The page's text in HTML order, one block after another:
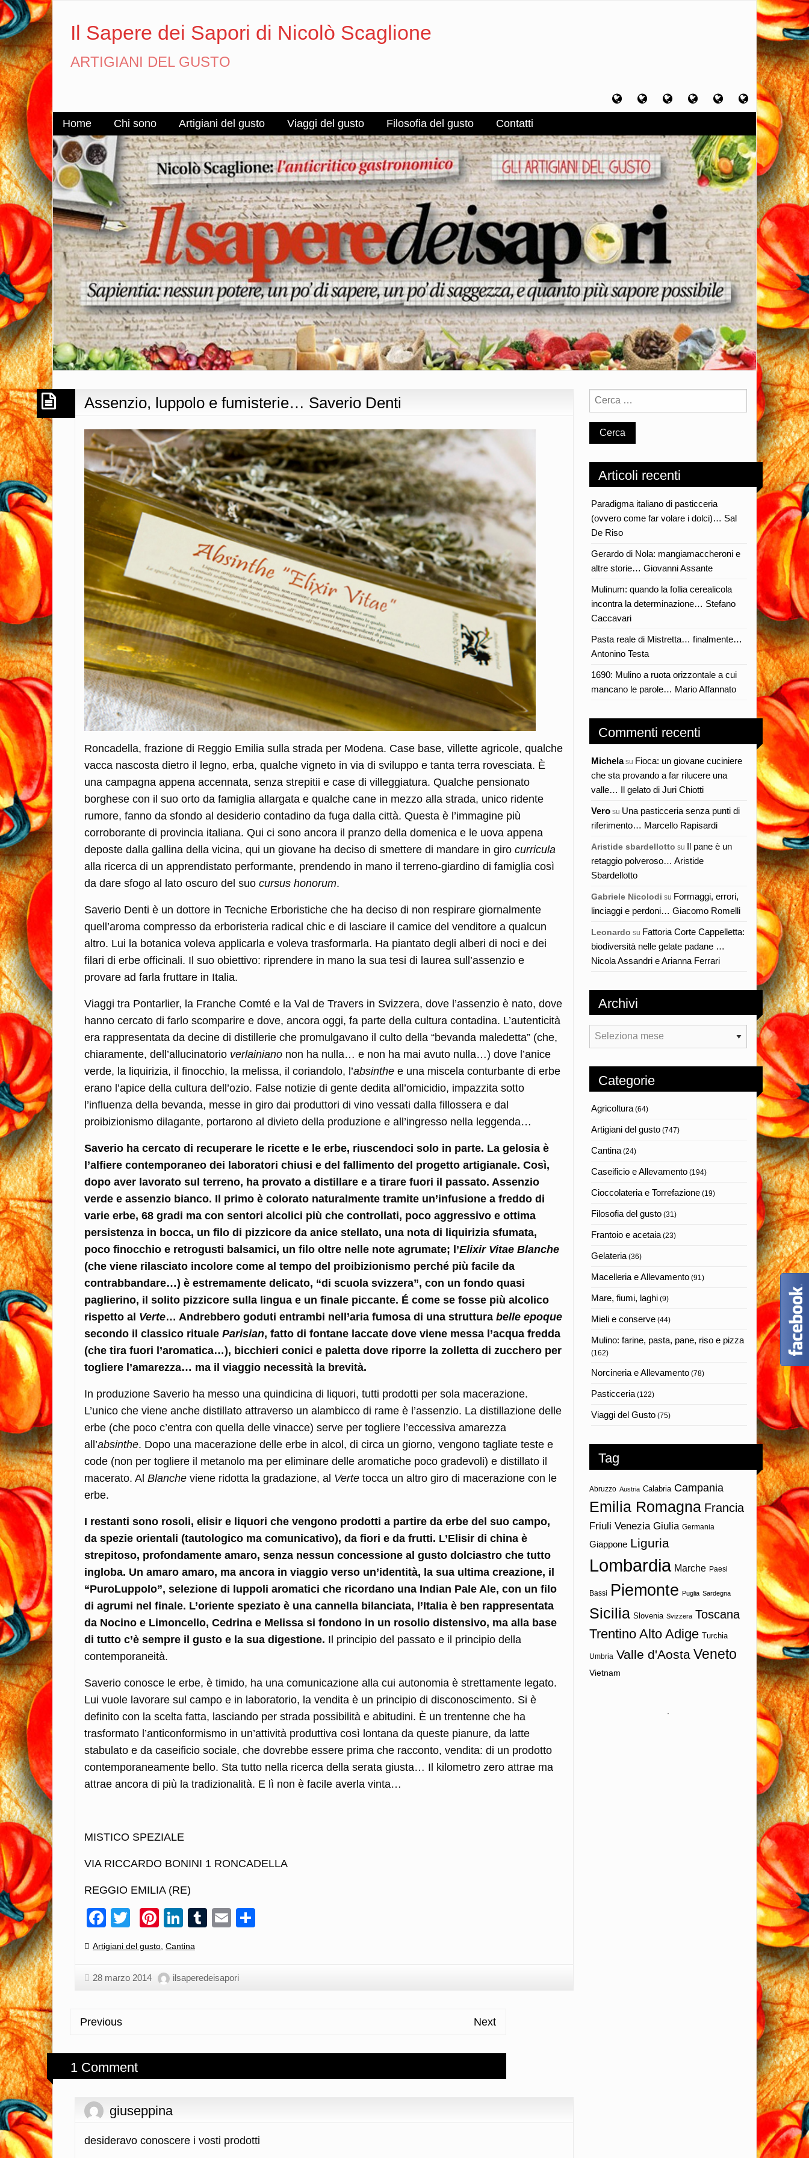
Il Sapere dei Sapori di Nicolò Scaglione
ARTIGIANI DEL GUSTO
Home Chi
sono
Artigiani
del
Viaggi
del
Filosofia
del
Contatti
Home Chi sono Artigiani del gusto Viaggi del gusto Filosofia del gusto Contatti
Assenzio, luppolo e fumisterie… Saverio Denti
Roncadella, frazione di Reggio Emilia sulla strada per Modena. Case base, villette agricole, qualche
vacca nascosta dietro il legno, erba, qualche vigneto in via di sviluppo e tanta terra rovesciata. È
una campagna appena accennata, senza strepitii e case di villeggiatura. Qualche pensionato
borghese con il suo orto da famiglia allargata e qualche cane in mezzo alla strada, unico ridente
rumore, fanno da sfondo al desiderio contadino da fuga dalla città. Questa è l’immagine più
corroborante di provincia italiana. Qui ci sono ancora il pranzo della domenica e le uova appena
deposte dalla gallina della vicina, qui un giovane ha deciso di smettere di mandare in giro curricula
alla ricerca di un apprendistato performante, prendendo in mano il terreno-giardino di famiglia così
da dare sfogo al lato oscuro del suo cursus honorum.
Saverio Denti è un dottore in Tecniche Erboristiche che ha deciso di non respirare giornalmente
quell’aroma compresso da erboristeria radical chic e di lasciare il camice del venditore a qualcun
altro. Lui la botanica voleva applicarla e voleva trasformarla. Ha piantato degli alberi di noci e dei
filari di erbe officinali. Il suo obiettivo: riprendere in mano la sua tesi di laurea sull’assenzio e
provare ad farla fruttare in Italia.
Viaggi tra Pontarlier, la Franche Comté e la Val de Travers in Svizzera, dove l’assenzio è nato, dove
hanno cercato di farlo scomparire e dove, ancora oggi, fa parte della cultura contadina. L’autenticità
era rappresentata da decine di distillerie che promulgavano il culto della “bevanda maledetta” (che,
chiaramente, dell’allucinatorio verlainiano non ha nulla… e non ha mai avuto nulla…) dove l’anice
verde, la liquirizia, il finocchio, la melissa, il coriandolo, l’absinthe e una miscela conturbante di erbe
erano l’apice della cultura dell’ozio. False notizie di gente dedita all’omicidio, impazzita sotto
l’influenza della bevanda, messe in giro dai produttori di vino vessati dalla fillossera e dal
proibizionismo dilagante, portarono al divieto della produzione e all’ingresso nella leggenda…
Saverio ha cercato di recuperare le ricette e le erbe, riuscendoci solo in parte. La gelosia è
l’alfiere contemporaneo dei laboratori chiusi e del fallimento del progetto artigianale. Così,
dopo aver lavorato sul terreno, ha provato a distillare e a tirare fuori il passato. Assenzio
verde e assenzio bianco. Il primo è colorato naturalmente tramite un’infusione a freddo di
varie erbe, 68 gradi ma con sentori alcolici più che controllati, poco aggressivo e ottima
persistenza in bocca, un filo di pizzicore da anice stellato, una nota di liquirizia sfumata,
poco finocchio e retrogusti balsamici, un filo oltre nelle note agrumate; l’Elixir Vitae Blanche
(che viene rilasciato incolore come al tempo del proibizionismo perché più facile da
contrabbandare…) è estremamente delicato, “di scuola svizzera”, con un fondo quasi
paglierino, il solito pizzicore sulla lingua e un finale piccante. É come se fosse più alcolico
rispetto al Verte… Andrebbero goduti entrambi nell’aria fumosa di una struttura belle epoque
secondo il classico rituale Parisian, fatto di fontane laccate dove viene messa l’acqua fredda
(che tira fuori l’aromatica…), bicchieri conici e paletta dove riporre la zolletta di zucchero per
togliere l’amarezza… ma il viaggio necessità la brevità.
In produzione Saverio ha messo una quindicina di liquori, tutti prodotti per sola macerazione.
L’unico che viene anche distillato attraverso un alambicco di rame è l’assenzio. La distillazione delle
erbe (che poco c’entra con quella delle vinacce) serve per togliere l’eccessiva amarezza
all’absinthe. Dopo una macerazione delle erbe in alcol, di circa un giorno, vengono tagliate teste e
code (non per togliere il metanolo ma per eliminare delle aromatiche poco gradevoli) e distillato il
macerato. Al Blanche viene ridotta la gradazione, al Verte tocca un altro giro di macerazione con le
erbe.
I restanti sono rosoli, elisir e liquori che vengono prodotti a partire da erbe del suo campo,
da spezie orientali (tautologico ma comunicativo), da fiori e da frutti. L’Elisir di china è
strepitoso, profondamente amaro, senza nessun concessione al gusto dolciastro che tutto
ingloba. Un amaro amaro, ma ancora in viaggio verso un’identità, la sua ultima creazione, il
“PuroLuppolo”, selezione di luppoli aromatici che ricordano una Indian Pale Ale, con un filo
di agrumi nel finale. L’oriente speziato è una cannella bilanciata, l’Italia è ben rappresentata
da Nocino e Limoncello, Cedrina e Melissa si fondono in un rosolio distensivo, ma alla base
di tutto c’è sempre il gusto e la sua digestione. Il principio del passato e il principio della
contemporaneità.
Saverio conosce le erbe, è timido, ha una comunicazione alla cui autonomia è strettamente legato.
Lui vuole lavorare sul campo e in laboratorio, la vendita è un principio di disconoscimento. Si è
definito con la scelta fatta, lasciando per strada possibilità e abitudini. È un trentenne che ha
trasformato l’anticonformismo in un’attività produttiva così lontana da queste pianure, da latte
stabulato e da caseificio sociale, che dovrebbe essere prima che racconto, vendita: di un prodotto
contemporaneamente bello. Sta tutto nella ricerca della serata giusta… Il kilometro zero attrae ma
attrae ancora di più la tradizionalità. E lì non è facile averla vinta…
MISTICO SPEZIALE
VIA RICCARDO BONINI 1 RONCADELLA
REGGIO EMILIA (RE)
Facebook
TwitterPinterest
LinkedIn
Tumblr
Email
Categories:
Artigiani del gusto Cantina
28 marzo 2014 ilsaperedeisapori
Previous Next
1 Comment
giuseppina
desideravo conoscere i vosti prodotti
Articoli recenti
Paradigma italiano di pasticceria
(ovvero come far volare i dolci)… Sal
De Riso
Gerardo di Nola: mangiamaccheroni e
altre storie… Giovanni Assante
Mulinum: quando la follia cerealicola
incontra la determinazione… Stefano
Caccavari
Pasta reale di Mistretta… finalmente…
Antonino Testa
1690: Mulino a ruota orizzontale a cui
mancano le parole… Mario Affannato
Commenti recenti
Michelasu Fioca: un giovane cuciniere
che sta provando a far rilucere una
valle… Il gelato di Juri Chiotti
Vero su Una pasticceria senza punti di
riferimento… Marcello Rapisardi
Aristide sbardellotto su Il pane è un
retaggio polveroso… Aristide
Sbardellotto
Gabriele Nicolodi su Formaggi, errori,
linciaggi e perdoni… Giacomo Romelli
Leonardo su Fattoria Corte Cappelletta:
biodiversità nelle gelate padane …
Nicola Assandri e Arianna Ferrari
Archivi
Archivi
Categorie
Agricoltura(64)
Artigiani del gusto (747)
Cantina(24)
Caseificio e Allevamento (194)
Cioccolateria e Torrefazione (19)
Filosofia del gusto (31)
Frantoio e acetaia(23)
Gelateria(36)
Macelleria e Allevamento (91)
Mare, fiumi, laghi (9)
Mieli e conserve (44)
Mulino: farine, pasta, pane, riso e pizza
(162)
Norcineria e Allevamento (78)
Pasticceria(122)
Viaggi del Gusto (75)
Tag
Abruzzo Austria Calabria Campania
Emilia Romagna Francia
Friuli Venezia Giulia Germania
Giappone Liguria
Lombardia Marche Paesi
Bassi Piemonte Puglia Sardegna
Sicilia Slovenia Svizzera Toscana
Trentino Alto Adige Turchia
Umbria Valle d'Aosta Veneto
Vietnam